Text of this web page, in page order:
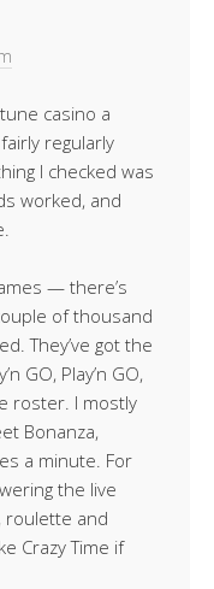
casino a
regularly
I checked was
worked, and
— there’s
of thousand
They’ve got the
GO, Play’n GO,
roster. I mostly
Bonanza,
a minute. For
the live
roulette and
Crazy Time if